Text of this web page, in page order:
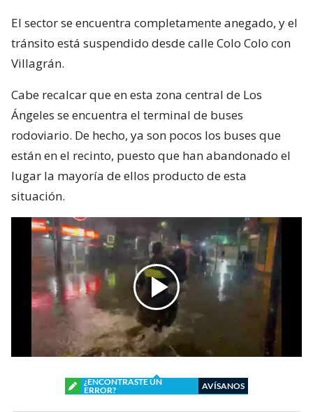
El sector se encuentra completamente anegado, y el
tránsito está suspendido desde calle Colo Colo con
Villagrán.
Cabe recalcar que en esta zona central de Los
Ángeles se encuentra el terminal de buses
rodoviario. De hecho, ya son pocos los buses que
están en el recinto, puesto que han abandonado el
lugar la mayoría de ellos producto de esta
situación.
¿ENCONTRASTE UN
ERROR?
AVÍSANOS